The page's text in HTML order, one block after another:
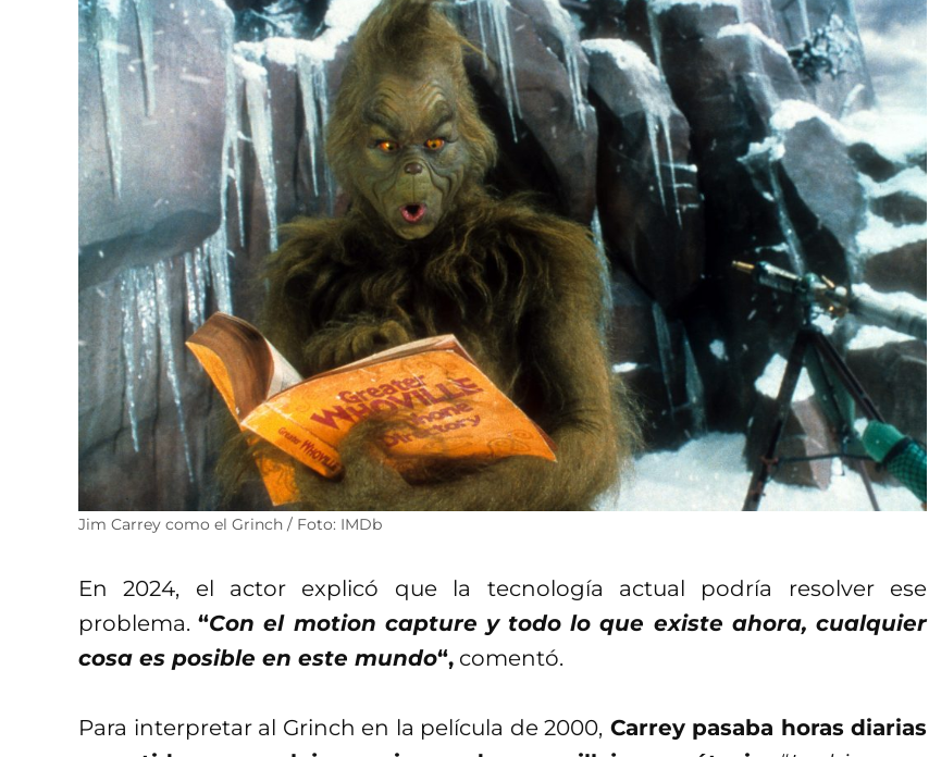
Jim Carrey como el Grinch / Foto: IMDb
En 2024, el actor explicó que la tecnología actual podría resolver ese
problema.“Con el motion capture y todo lo que existe ahora, cualquier
cosa es posible en este mundo“, comentó.
Para interpretar al Grinch en la película de 2000, Carrey pasaba horas diarias